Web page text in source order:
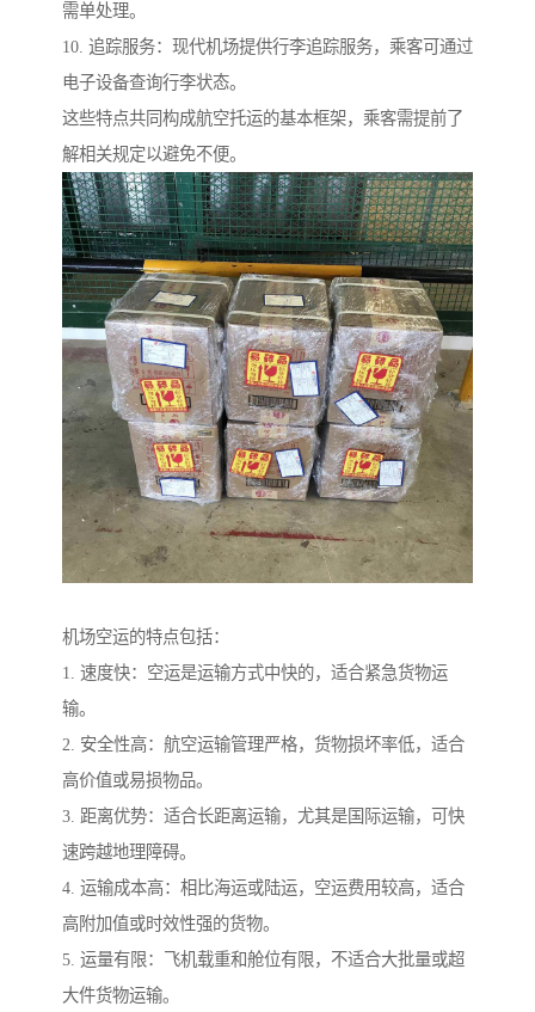
需单处理。
10. 追踪服务：现代机场提供行李追踪服务，乘客可通过
电子设备查询行李状态。
这些特点共同构成航空托运的基本框架，乘客需提前了
解相关规定以避免不便。
机场空运的特点包括：
1. 速度快：空运是运输方式中快的，适合紧急货物运
输。
2. 安全性高：航空运输管理严格，货物损坏率低，适合
高价值或易损物品。
3. 距离优势：适合长距离运输，尤其是国际运输，可快
速跨越地理障碍。
4. 运输成本高：相比海运或陆运，空运费用较高，适合
高附加值或时效性强的货物。
5. 运量有限：飞机载重和舱位有限，不适合大批量或超
大件货物运输。